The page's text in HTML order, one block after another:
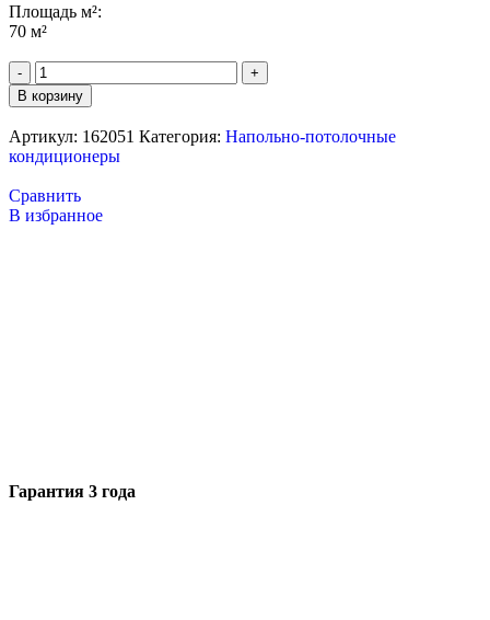
Площадь м²:
70 м²
В корзину
Артикул: 162051 Категория: Напольно-потолочные
кондиционеры
Сравнить
В избранное
Гарантия 3 года